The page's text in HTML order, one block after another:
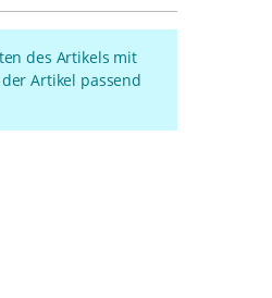
des Artikels mit
Artikel passend